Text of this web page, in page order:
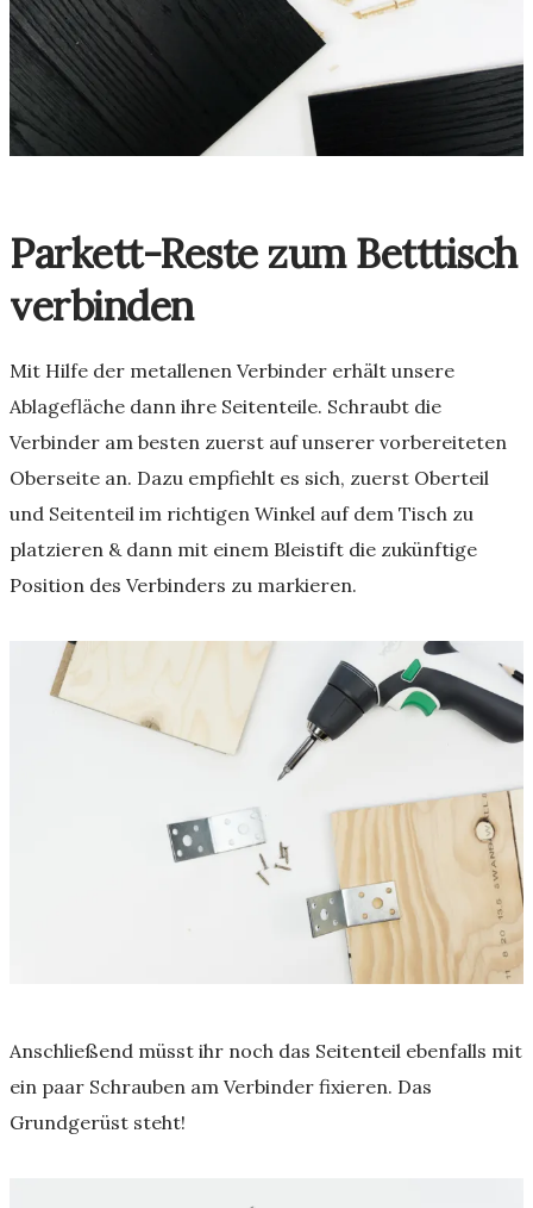
Parkett-Reste zum Betttisch
verbinden
Mit Hilfe der metallenen Verbinder erhält unsere
Ablagefläche dann ihre Seitenteile. Schraubt die
Verbinder am besten zuerst auf unserer vorbereiteten
Oberseite an. Dazu empfiehlt es sich, zuerst Oberteil
und Seitenteil im richtigen Winkel auf dem Tisch zu
platzieren & dann mit einem Bleistift die zukünftige
Position des Verbinders zu markieren.
Anschließend müsst ihr noch das Seitenteil ebenfalls mit
ein paar Schrauben am Verbinder fixieren. Das
Grundgerüst steht!